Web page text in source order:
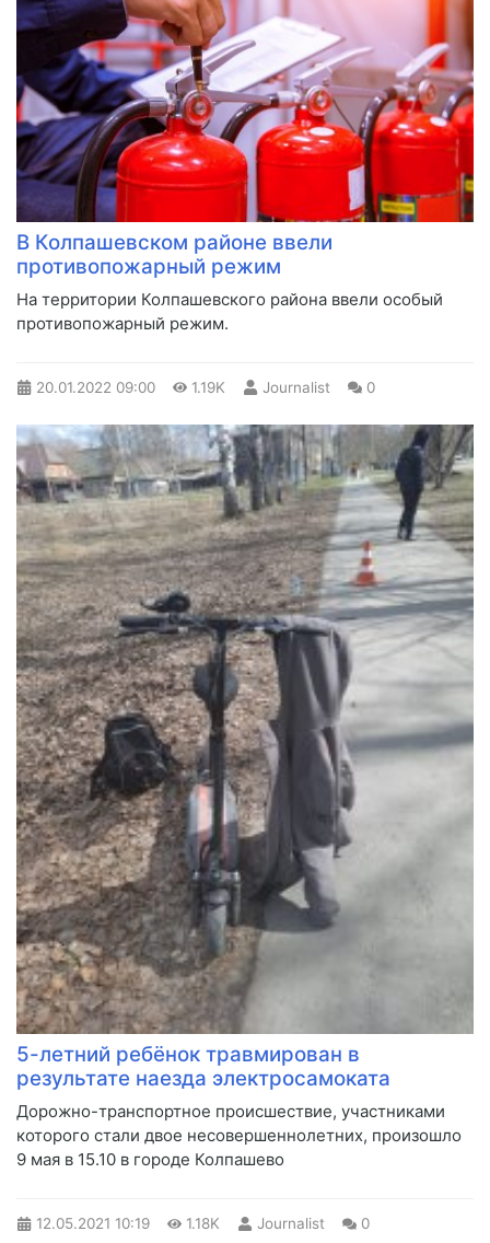
В Колпашевском районе ввели
противопожарный режим
​На территории Колпашевского района ввели особый
противопожарный режим.
20.01.2022 09:00 1.19K Journalist 0
5-летний ребёнок травмирован в
результате наезда электросамоката
Дорожно-транспортное происшествие, участниками
которого стали двое несовершеннолетних, произошло
9 мая в 15.10 в городе Колпашево
12.05.2021 10:19 1.18K Journalist 0